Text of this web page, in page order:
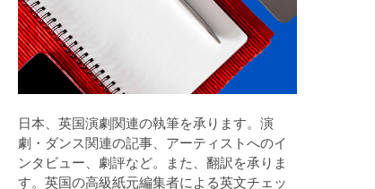
日本、英国演劇関連の執筆を承ります。演
劇・ダンス関連の記事、アーティストへのイ
ンタビュー、劇評など。また、翻訳を承りま
す。英国の高級紙元編集者による英文チェッ